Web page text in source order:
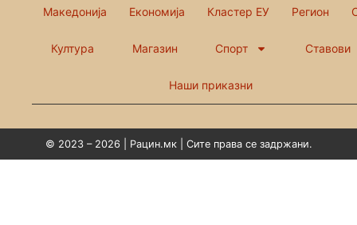
Македонија Економија Кластер ЕУ Регион
Култура Магазин Спорт Ставови
Наши приказни
© 2023 – 2026 | Рацин.мк | Сите права се задржани.